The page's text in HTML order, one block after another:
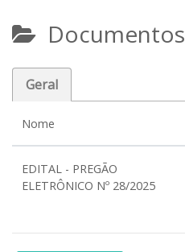
Documentos
Geral
Nome
EDITAL - PREGÃO
ELETRÔNICO Nº 28/2025